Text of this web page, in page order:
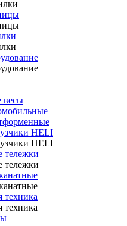
весы
HELI
HELI
тележки
тележки
техника
техника